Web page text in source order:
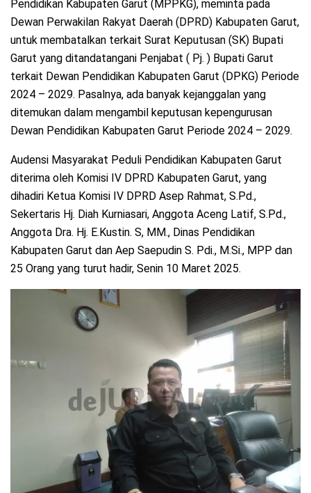
Pendidikan Kabupaten Garut (MPPKG), meminta pada
Dewan Perwakilan Rakyat Daerah (DPRD) Kabupaten Garut,
untuk membatalkan terkait Surat Keputusan (SK) Bupati
Garut yang ditandatangani Penjabat ( Pj. ) Bupati Garut
terkait Dewan Pendidikan Kabupaten Garut (DPKG) Periode
2024 – 2029. Pasalnya, ada banyak kejanggalan yang
ditemukan dalam mengambil keputusan kepengurusan
Dewan Pendidikan Kabupaten Garut Periode 2024 – 2029.
Audensi Masyarakat Peduli Pendidikan Kabupaten Garut
diterima oleh Komisi IV DPRD Kabupaten Garut, yang
dihadiri Ketua Komisi IV DPRD Asep Rahmat, S.Pd.,
Sekertaris Hj. Diah Kurniasari, Anggota Aceng Latif, S.Pd.,
Anggota Dra. Hj. E.Kustin. S, MM., Dinas Pendidikan
Kabupaten Garut dan Aep Saepudin S. Pdi., M.Si., MPP dan
25 Orang yang turut hadir, Senin 10 Maret 2025.